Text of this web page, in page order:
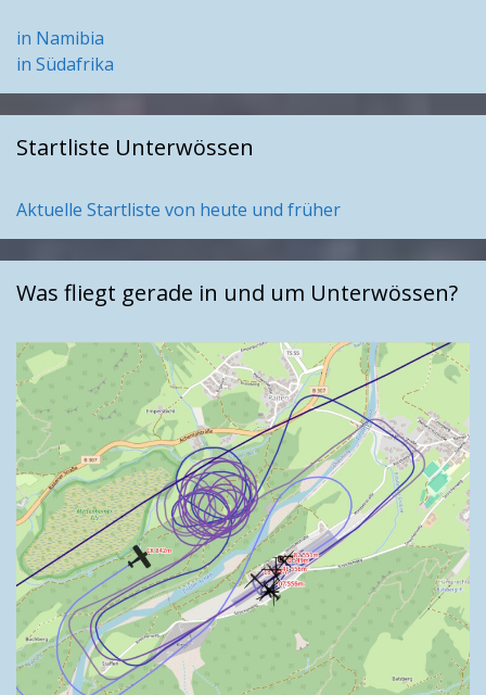
in Namibia
in Südafrika
Startliste Unterwössen
Aktuelle Startliste von heute und früher
Was fliegt gerade in und um Unterwössen?